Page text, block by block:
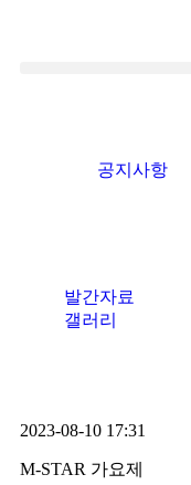
공지사항
발간자료
갤러리
2023-08-10 17:31
M-STAR 가요제